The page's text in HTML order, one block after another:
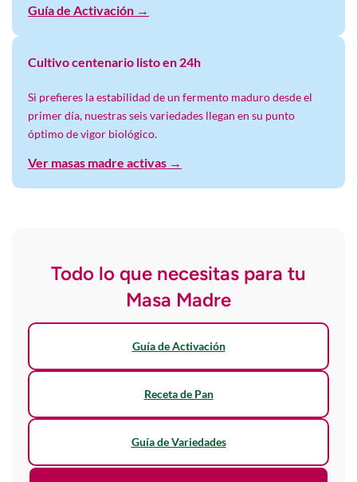
Guía de Activación →
Cultivo centenario listo en 24h
Si prefieres la estabilidad de un fermento maduro desde el
primer día, nuestras seis variedades llegan en su punto
óptimo de vigor biológico.
Ver masas madre activas →
Todo lo que necesitas para tu
Masa Madre
Guía de Activación
Receta de Pan
Guía de Variedades